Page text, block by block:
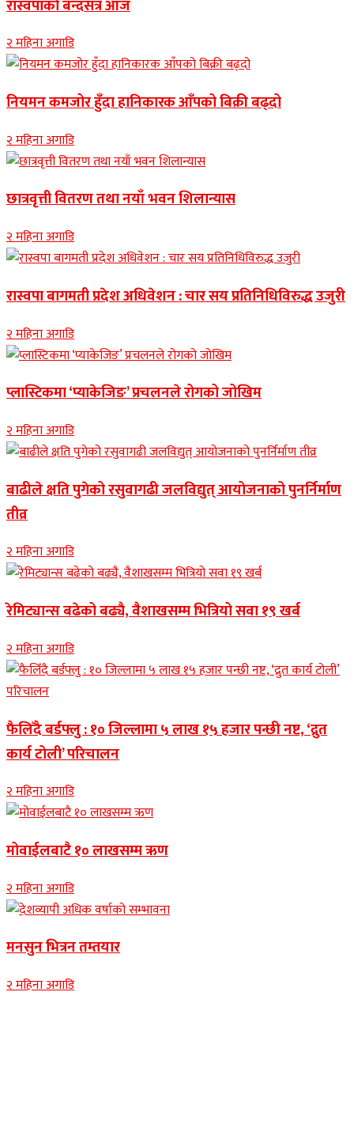
रास्वपाको बन्दसत्र आज
२ महिना अगाडि
नियमन कमजोर हुँदा हानिकारक आँपको बिक्री बढ्दो
२ महिना अगाडि
छात्रवृत्ती वितरण तथा नयाँ भवन शिलान्यास
२ महिना अगाडि
रास्वपा बागमती प्रदेश अधिवेशन : चार सय प्रतिनिधिविरुद्ध उजुरी
२ महिना अगाडि
प्लास्टिकमा ‘प्याकेजिङ’ प्रचलनले रोगको जोखिम
२ महिना अगाडि
बाढीले क्षति पुगेको रसुवागढी जलविद्युत् आयोजनाको पुनर्निर्माण
तीव्र
२ महिना अगाडि
रेमिट्यान्स बढेको बढ्यै, वैशाखसम्म भित्रियो सवा १९ खर्ब
२ महिना अगाडि
फैलिँदै बर्डफ्लु : १० जिल्लामा ५ लाख १५ हजार पन्छी नष्ट, ‘द्रुत
कार्य टोली’ परिचालन
२ महिना अगाडि
मोवाईलबाटै १० लाखसम्म ऋण
२ महिना अगाडि
मनसुन भित्रन तम्तयार
२ महिना अगाडि